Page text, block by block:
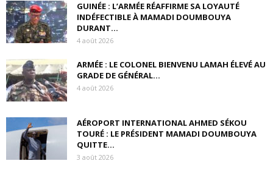
GUINÉE : L’ARMÉE RÉAFFIRME SA LOYAUTÉ
INDÉFECTIBLE À MAMADI DOUMBOUYA
DURANT...
4 août 2026
ARMÉE : LE COLONEL BIENVENU LAMAH ÉLEVÉ AU
GRADE DE GÉNÉRAL...
4 août 2026
AÉROPORT INTERNATIONAL AHMED SÉKOU
TOURÉ : LE PRÉSIDENT MAMADI DOUMBOUYA
QUITTE...
3 août 2026